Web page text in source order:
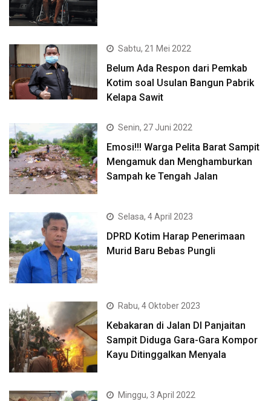
Sabtu, 21 Mei 2022
Belum Ada Respon dari Pemkab
Kotim soal Usulan Bangun Pabrik
Kelapa Sawit
Senin, 27 Juni 2022
Emosi!!! Warga Pelita Barat Sampit
Mengamuk dan Menghamburkan
Sampah ke Tengah Jalan
Selasa, 4 April 2023
DPRD Kotim Harap Penerimaan
Murid Baru Bebas Pungli
Rabu, 4 Oktober 2023
Kebakaran di Jalan DI Panjaitan
Sampit Diduga Gara-Gara Kompor
Kayu Ditinggalkan Menyala
Minggu, 3 April 2022